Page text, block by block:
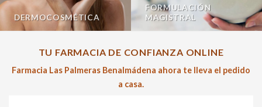
DERMOCOSMÉTICA
FORMULACIÓN
MAGISTRAL
TU FARMACIA DE CONFIANZA ONLINE
Farmacia Las Palmeras Benalmádena ahora te lleva el pedido
a casa.